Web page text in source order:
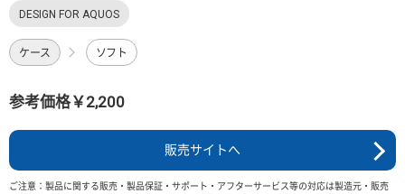
DESIGN FOR AQUOS
ケース ソフト
参考価格￥2,200
販売サイトへ
ご注意：製品に関する販売・製品保証・サポート・アフターサービス等の対応は製造元・販売